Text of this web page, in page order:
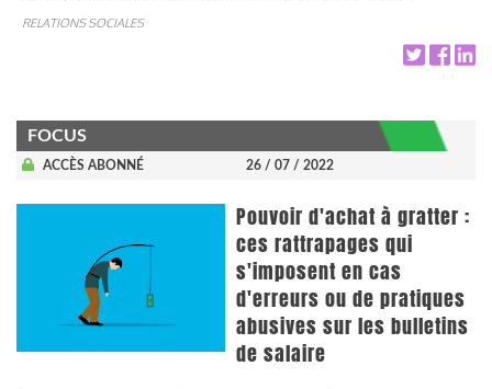
RELATIONS SOCIALES
FOCUS
ACCÈS ABONNÉ 26 / 07 / 2022
Pouvoir d'achat à gratter :
ces rattrapages qui
s'imposent en cas
d'erreurs ou de pratiques
abusives sur les bulletins
de salaire